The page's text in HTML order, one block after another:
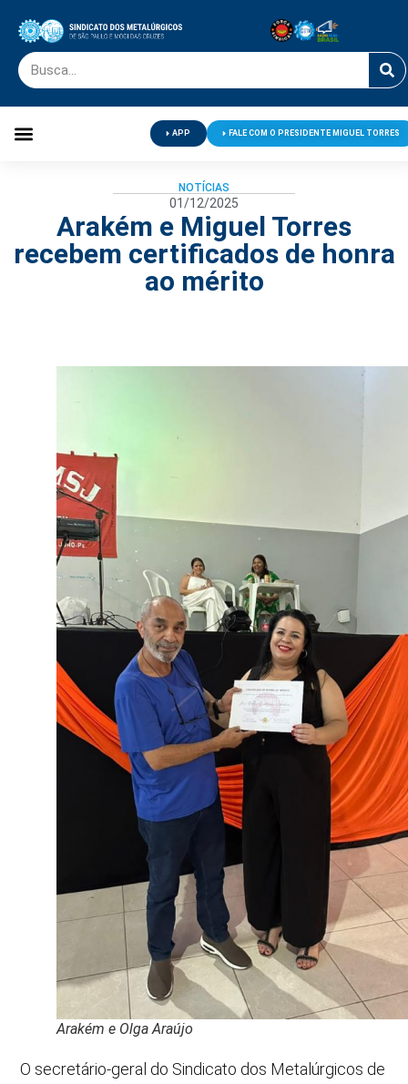
APP FALE COM O PRESIDENTE MIGUEL TORRES
NOTÍCIAS
01/12/2025
Arakém e Miguel Torres
recebem certificados de honra
ao mérito
Arakém e Olga Araújo
O secretário-geral do Sindicato dos Metalúrgicos de